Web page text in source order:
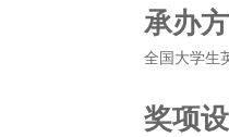
承办方
全国大学生
奖项